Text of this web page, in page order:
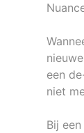
een
niet
Bij